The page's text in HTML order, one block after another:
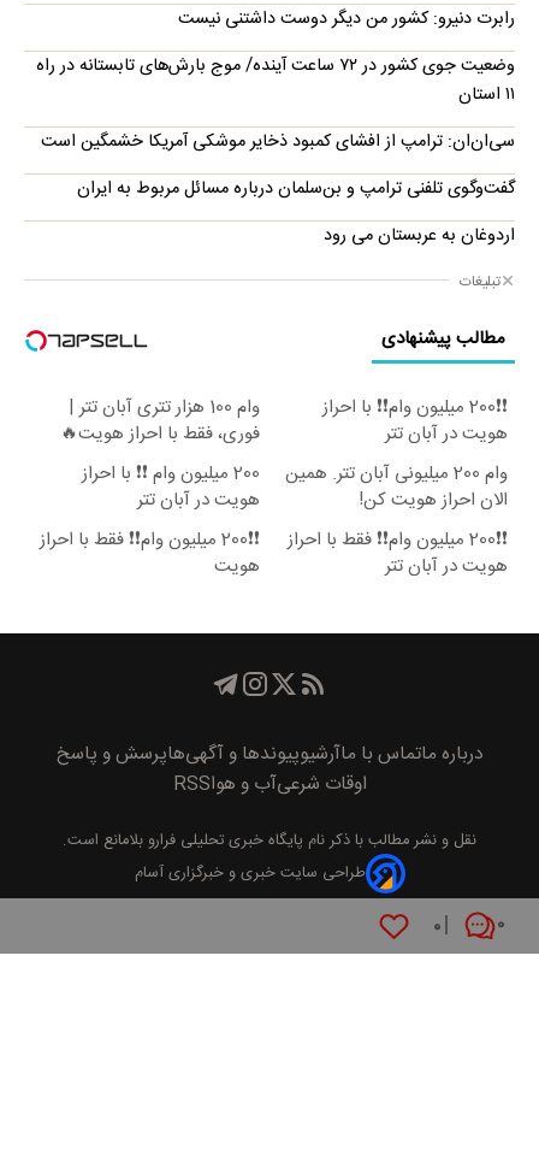
۰ ۰
رابرت دنیرو: کشور من دیگر دوست داشتنی نیست
وضعیت جوی کشور در ۷۲ ساعت آینده/ موج بارش‌های تابستانه در راه
۱۱ استان
سی‌ان‌ان: ترامپ از افشای کمبود ذخایر موشکی آمریکا خشمگین است
گفت‌وگوی تلفنی ترامپ و بن‌سلمان درباره مسائل مربوط به ایران
اردوغان به عربستان می رود
تبلیغات
مطالب پیشنهادی
❗❗200 میلیون وام❗❗ با احراز
هویت در آبان تتر
وام 100 هزار تتری آبان تتر |
فوری، فقط با احراز هویت🔥
وام 200 میلیونی آبان تتر. همین
الان احراز هویت کن!
200 میلیون وام ❗❗ با احراز
هویت در آبان تتر
❗❗200 میلیون وام❗❗ فقط با احراز
هویت در آبان تتر
❗❗200 میلیون وام❗❗ فقط با احراز
هویت
درباره ماتماس با ماآرشیوپیوند‌ها و آگهی‌هاپرسش و پاسخ
اوقات شرعیآب و هواRSS
نقل و نشر مطالب با ذکر نام پايگاه خبری تحليلی فرارو بلامانع است.
طراحی سایت خبری و خبرگزاری آسام